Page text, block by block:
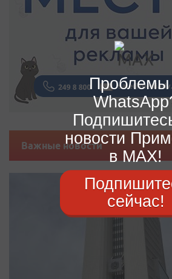
Важные новости
Проблемы
новости
в MAX!
сейчас!